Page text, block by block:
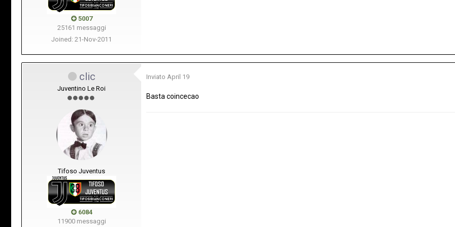
5007
25161 messaggi
Joined: 21-Nov-2011
clic
Juventino Le Roi
Tifoso Juventus
6084
11900 messaggi
Inviato April 19
Basta coincecao